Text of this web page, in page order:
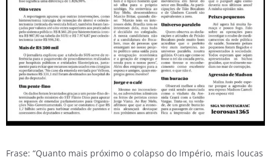
Frase: “Quanto mais próximo o colapso do Império, mais loucas